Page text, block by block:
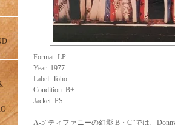
Format: LP
Year: 1977
Label: Toho
Condition: B+
Jacket: PS
A-5“ティファニーの幻影 B・C”では、